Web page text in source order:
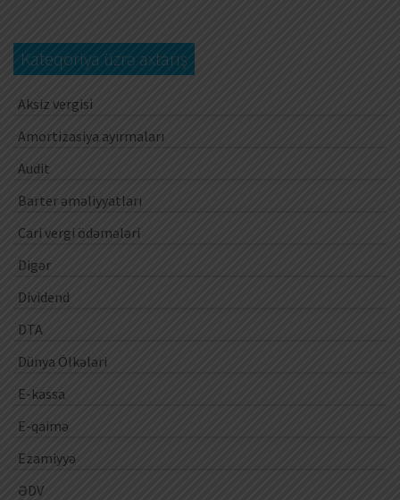
Kateqoriya üzrə axtarış
Aksiz vergisi
Amortizasiya ayırmaları
Audit
Barter əməliyyatları
Cari vergi ödəmələri
Digər
Dividend
DTA
Dünya Ölkələri
E-kassa
E-qaimə
Ezamiyyə
ƏDV